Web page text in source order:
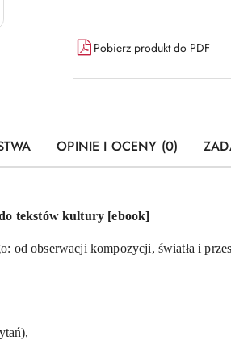
Dostępność
i
dostawa
Pobierz produkt do PDF
OPINIE I OCENY (0)
tekstów kultury [ebook]
od obserwacji kompozycji, światła i